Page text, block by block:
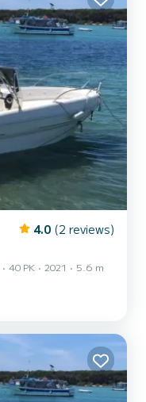
4.0 (2 reviews)
40 PK 2021
5.6 m